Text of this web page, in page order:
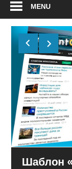
MENU
Шаблон